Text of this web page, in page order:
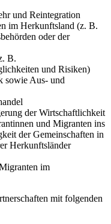
und Reintegration
im Herkunftsland (z. B.
oder der
B.
und Risiken)
sowie Aus- und
der Wirtschaftlichkeit
und Migranten ins
der Gemeinschaften in
Herkunftsländer
im
mit folgenden